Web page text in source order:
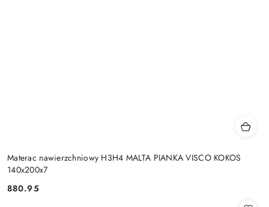
Materac nawierzchniowy H3H4 MALTA PIANKA VISCO KOKOS
140x200x7
Cena:
880.95